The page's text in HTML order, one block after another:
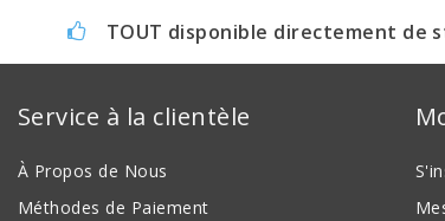
TOUT disponible directement de
Service à la clientèle
À Propos de Nous
Méthodes de Paiement